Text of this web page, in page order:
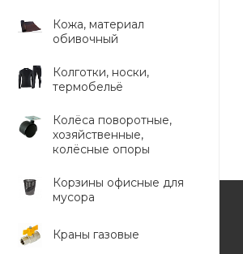
Кожа, материал
обивочный
Колготки, носки,
термобельё
Колёса поворотные,
хозяйственные,
колёсные опоры
Корзины офисные для
мусора
Краны газовые